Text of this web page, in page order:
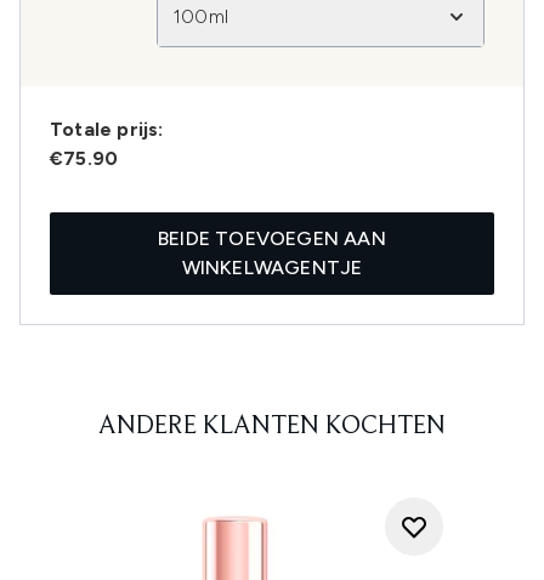
100ml
Totale prijs:
€75.90
BEIDE TOEVOEGEN AAN
WINKELWAGENTJE
ANDERE KLANTEN KOCHTEN